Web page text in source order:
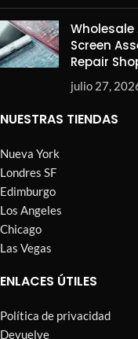
Screen
Repair
julio 27,
NUESTRAS TIENDAS
Nueva York
Londres SF
Edimburgo
Los Angeles
Chicago
Las Vegas
ENLACES ÚTILES
Política de privacidad
Devuelve